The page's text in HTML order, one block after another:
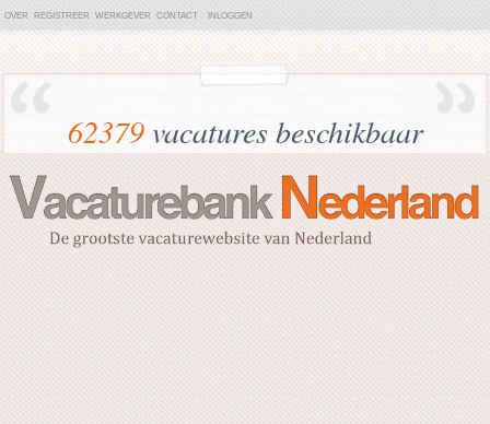
OVER REGISTREER WERKGEVER CONTACT INLOGGEN
62379vacatures beschikbaar